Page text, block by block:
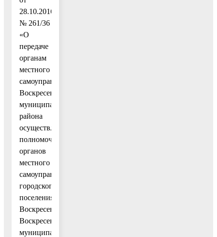
28.10.2016
№ 261/36
«О
передаче
органам
местного
самоуправления
Воскресенского
муниципального
района
осуществления
полномочий
органов
местного
самоуправления
городского
поселения
Воскресенск
Воскресенского
муниципального